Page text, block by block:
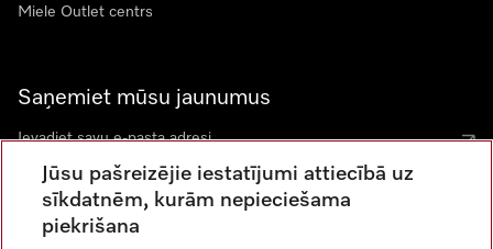
Miele Outlet centrs
Saņemiet mūsu jaunumus
Jūsu pašreizējie iestatījumi attiecībā uz
sīkdatnēm, kurām nepieciešama
piekrišana